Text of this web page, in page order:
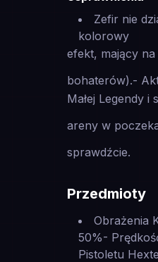
Zefir nie
kolorowy
efekt, mający
bohaterów).-
Małej Legendy i
areny w
sprawdźcie.
Przedmioty
Obrażenia
50%-
Pistoletu